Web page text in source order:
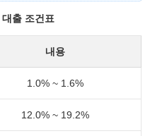
대출 조건표
내용
1.0% ~ 1.6%
12.0% ~ 19.2%